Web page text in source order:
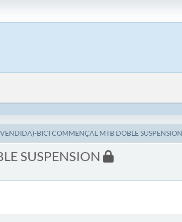
BICI COMMENÇAL MTB DOBLE SUSPENSION
SUSPENSION